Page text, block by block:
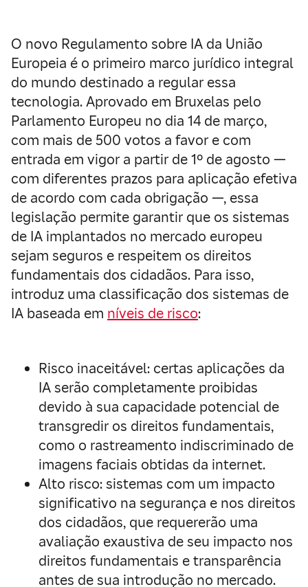
O novo Regulamento sobre IA da União
Europeia é o primeiro marco jurídico integral
do mundo destinado a regular essa
tecnologia. Aprovado em Bruxelas pelo
Parlamento Europeu no dia 14 de março,
com mais de 500 votos a favor e com
entrada em vigor a partir de 1º de agosto —
com diferentes prazos para aplicação efetiva
de acordo com cada obrigação —, essa
legislação permite garantir que os sistemas
de IA implantados no mercado europeu
sejam seguros e respeitem os direitos
fundamentais dos cidadãos. Para isso,
introduz uma classificação dos sistemas de
IA baseada em níveis de risco:
Risco inaceitável: certas aplicações da
IA serão completamente proibidas
devido à sua capacidade potencial de
transgredir os direitos fundamentais,
como o rastreamento indiscriminado de
imagens faciais obtidas da internet.
Alto risco: sistemas com um impacto
significativo na segurança e nos direitos
dos cidadãos, que requererão uma
avaliação exaustiva de seu impacto nos
direitos fundamentais e transparência
antes de sua introdução no mercado.